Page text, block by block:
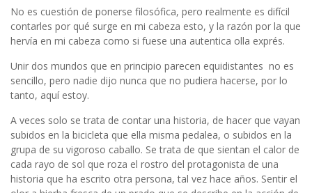
No es cuestión de ponerse filosófica, pero realmente es difícil
contarles por qué surge en mi cabeza esto, y la razón por la que
hervía en mi cabeza como si fuese una autentica olla exprés.
Unir dos mundos que en principio parecen equidistantes no es
sencillo, pero nadie dijo nunca que no pudiera hacerse, por lo
tanto, aquí estoy.
A veces solo se trata de contar una historia, de hacer que vayan
subidos en la bicicleta que ella misma pedalea, o subidos en la
grupa de su vigoroso caballo. Se trata de que sientan el calor de
cada rayo de sol que roza el rostro del protagonista de una
historia que ha escrito otra persona, tal vez hace años. Sentir el